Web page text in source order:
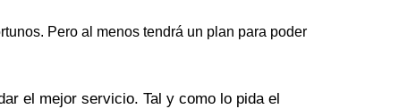
Pero al menos tendrá un plan para poder
el mejor servicio. Tal y como lo pida el